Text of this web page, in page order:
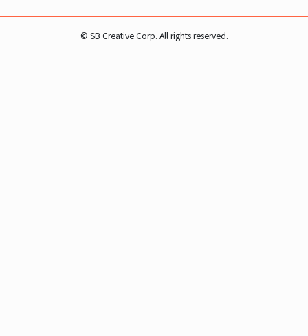
© SB Creative Corp. All rights reserved.